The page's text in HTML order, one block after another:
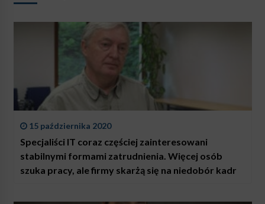
15 października 2020
Specjaliści IT coraz częściej zainteresowani
stabilnymi formami zatrudnienia. Więcej osób
szuka pracy, ale firmy skarżą się na niedobór kadr